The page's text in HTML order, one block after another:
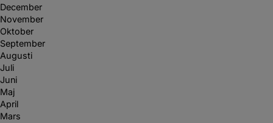
December
November
Oktober
September
Augusti
Juli
Juni
Maj
April
Mars